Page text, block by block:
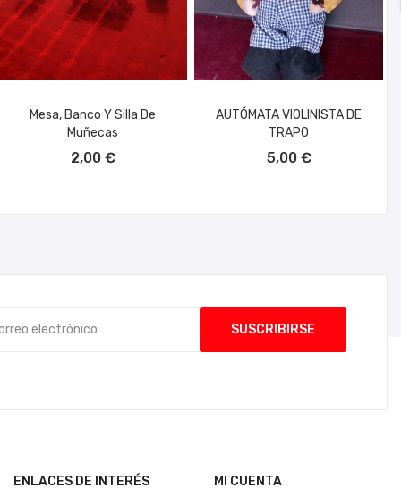
Mesa, Banco Y Silla De
Muñecas
2,00 €
AUTÓMATA VIOLINISTA DE
TRAPO
5,00 €
ENLACES DE INTERÉS MI CUENTA